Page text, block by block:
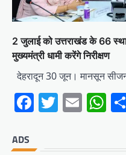
2 जुलाई को उत्तराखंड के 66
मुख्यमंत्री धामी करेंगे निरीक्षण
देहरादून 30 जून। मानसून
Facebook
Twitter
ADS